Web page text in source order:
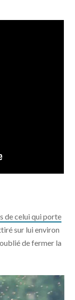
de celui qui porte
sur lui environ
oublié de fermer la